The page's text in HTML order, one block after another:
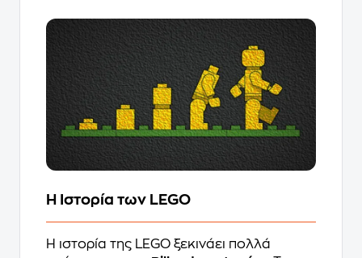
Η Ιστορία των LEGO
Η ιστορία της LEGO ξεκινάει πολλά